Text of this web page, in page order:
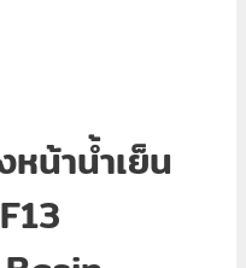
น้าน้ำเย็น